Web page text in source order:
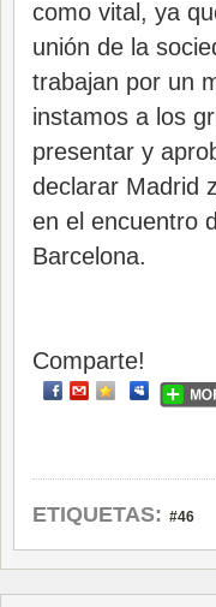
como vital, ya
unión de la
trabajan por un
instamos a los
presentar y
declarar Madrid
en el encuentro
Barcelona.
Comparte!
ETIQUETAS: #46